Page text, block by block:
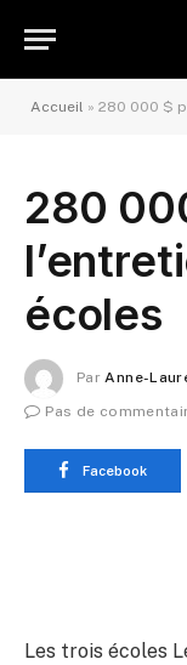
Accueil » 280 000 $
280
écoles
Par Anne-
Pas de
Facebook
Les trois écoles